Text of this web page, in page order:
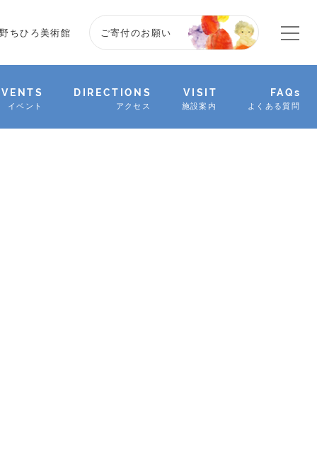
ちひろ美術館 ご寄付のお願い
イベント
DIRECTIONS
アクセス
VISIT
施設案内
FAQs
よくある質問